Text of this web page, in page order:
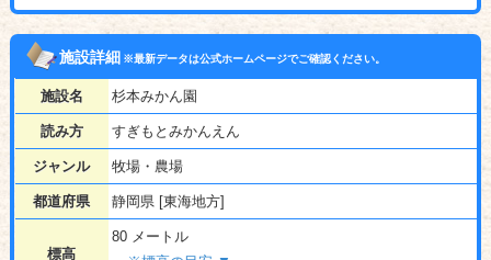
施設詳細※最新データは公式ホームページでご確認ください。
施設名 杉本みかん園
読み方 すぎもとみかんえん
ジャンル 牧場・農場
都道府県 静岡県 [東海地方]
標高
80 メートル